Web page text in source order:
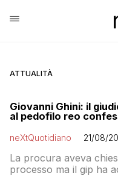
ATTUALITÀ
Giovanni Ghini: il
al pedofilo reo
neXtQuotidiano 21/08/
La procura aveva
processo ma il gip ha